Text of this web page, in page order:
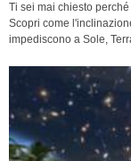
Ti sei mai chiesto
Scopri come
impediscono a Sole,